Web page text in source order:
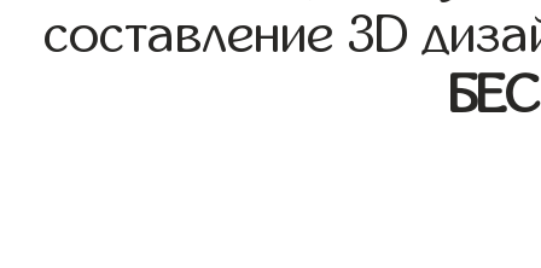
составление 3D